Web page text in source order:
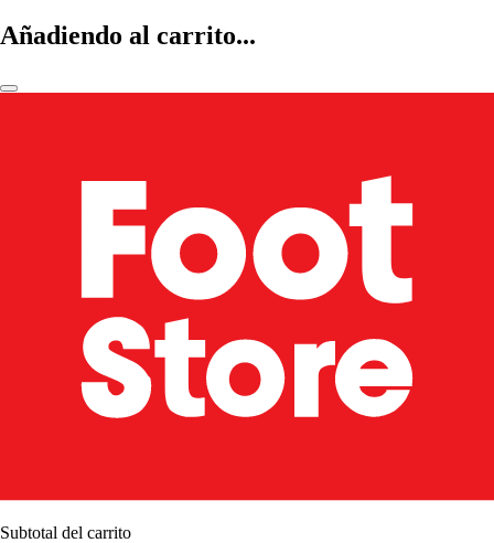
Añadiendo al carrito...
Subtotal del carrito